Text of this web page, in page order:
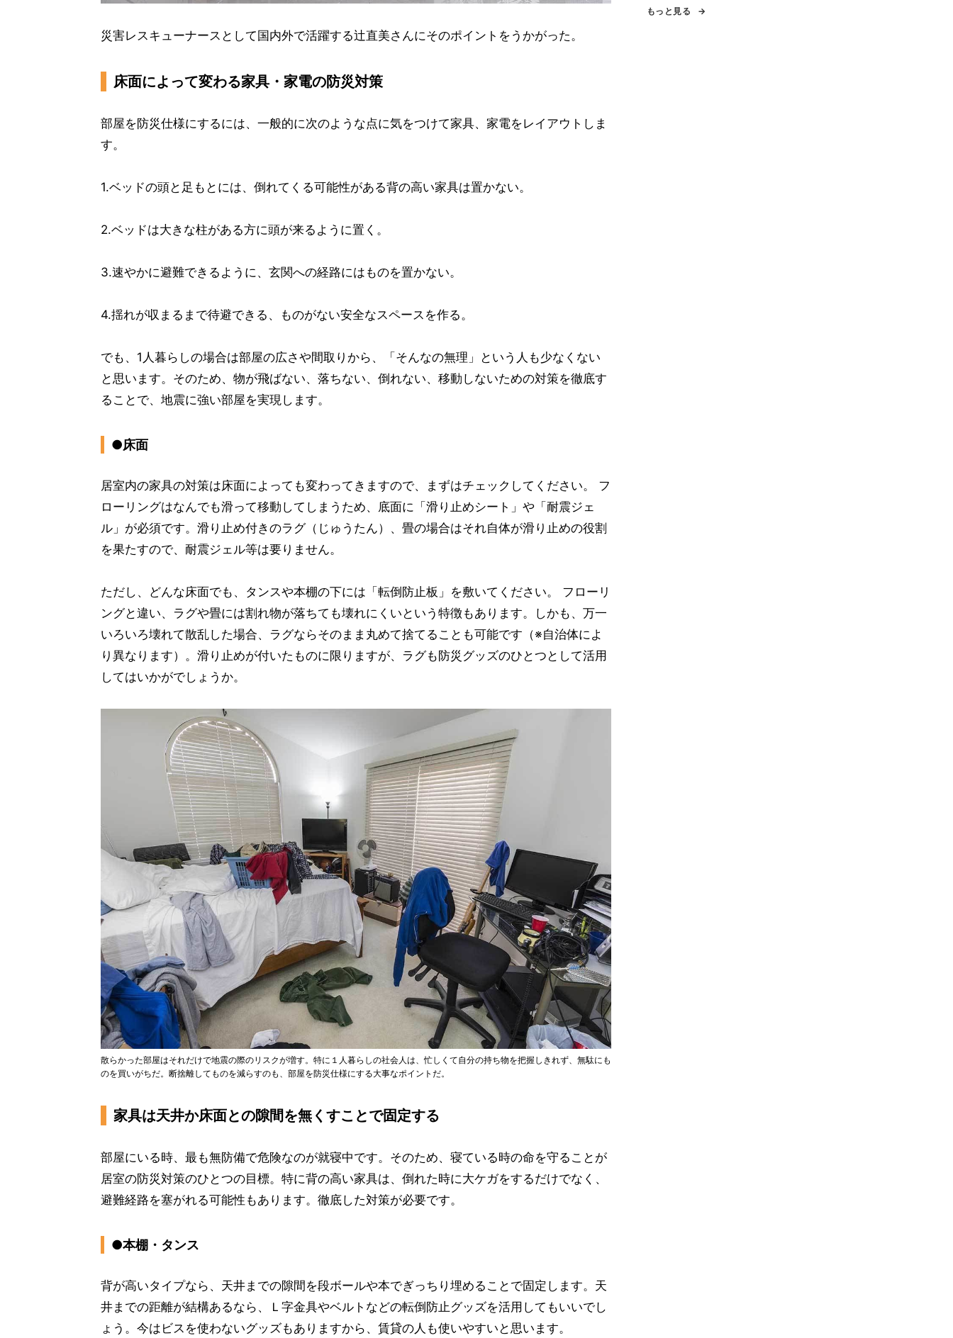
災害レスキューナースとして国内外で活躍する辻直美さんにそのポイントをうかがった。
床面によって変わる家具・家電の防災対策
部屋を防災仕様にするには、一般的に次のような点に気をつけて家具、家電をレイアウトしま
す。
1.ベッドの頭と足もとには、倒れてくる可能性がある背の高い家具は置かない。
2.ベッドは大きな柱がある方に頭が来るように置く。
3.速やかに避難できるように、玄関への経路にはものを置かない。
4.揺れが収まるまで待避できる、ものがない安全なスペースを作る。
でも、1人暮らしの場合は部屋の広さや間取りから、「そんなの無理」という人も少なくない
と思います。そのため、物が飛ばない、落ちない、倒れない、移動しないための対策を徹底す
ることで、地震に強い部屋を実現します。
●床面
居室内の家具の対策は床面によっても変わってきますので、まずはチェックしてください。 フ
ローリングはなんでも滑って移動してしまうため、底面に「滑り止めシート」や「耐震ジェ
ル」が必須です。滑り止め付きのラグ（じゅうたん）、畳の場合はそれ自体が滑り止めの役割
を果たすので、耐震ジェル等は要りません。
ただし、どんな床面でも、タンスや本棚の下には「転倒防止板」を敷いてください。 フローリ
ングと違い、ラグや畳には割れ物が落ちても壊れにくいという特徴もあります。しかも、万一
いろいろ壊れて散乱した場合、ラグならそのまま丸めて捨てることも可能です（※自治体によ
り異なります）。滑り止めが付いたものに限りますが、ラグも防災グッズのひとつとして活用
してはいかがでしょうか。
散らかった部屋はそれだけで地震の際のリスクが増す。特に１人暮らしの社会人は、忙しくて自分の持ち物を把握しきれず、無駄にも
のを買いがちだ。断捨離してものを減らすのも、部屋を防災仕様にする大事なポイントだ。
家具は天井か床面との隙間を無くすことで固定する
部屋にいる時、最も無防備で危険なのが就寝中です。そのため、寝ている時の命を守ることが
居室の防災対策のひとつの目標。特に背の高い家具は、倒れた時に大ケガをするだけでなく、
避難経路を塞がれる可能性もあります。徹底した対策が必要です。
●本棚・タンス
背が高いタイプなら、天井までの隙間を段ボールや本でぎっちり埋めることで固定します。天
井までの距離が結構あるなら、Ｌ字金具やベルトなどの転倒防止グッズを活用してもいいでし
ょう。今はビスを使わないグッズもありますから、賃貸の人も使いやすいと思います。
もっと見る